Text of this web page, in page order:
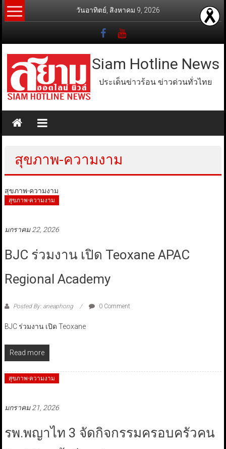
Skip
to
วันอาทิตย์, สิงหาคม 9, 2026
Siam Hotline News
ประเด็นข่าวร้อน ข่าวด่วนทั่วไทย
สุขภาพ-ความงาม
สุขภาพ-ความงาม
สุขภาพ-ความงาม
มกราคม 22, 2026
BJC ร่วมงาน เปิด Teoxane APAC
Regional Academy
Posted By: aneaphong 0 Comment
BJC ร่วมงาน เปิด Teoxane
Read more
สุขภาพ-ความงาม
มกราคม 21, 2026
รพ.พญาไท 3 จัดกิจกรรมครอบครัวคน